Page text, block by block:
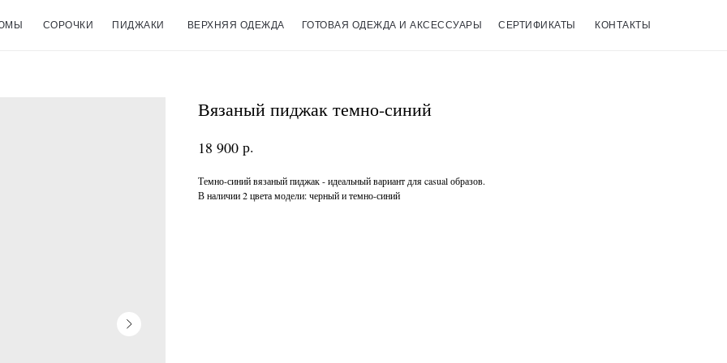
СОРОЧКИ ПИДЖАКИ ВЕРХНЯЯ ОДЕЖДА ГОТОВАЯ ОДЕЖДА И АКСЕССУАРЫ СЕРТИФИКАТЫ КОНТАКТЫ
Вязаный пиджак темно-синий
18 900 р.
Темно-синий вязаный пиджак - идеальный вариант для casual образов.
В наличии 2 цвета модели: черный и темно-синий